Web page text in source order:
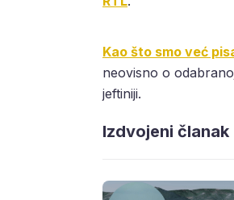
Kao što smo već
neovisno o
jeftiniji.
Izdvojeni članak